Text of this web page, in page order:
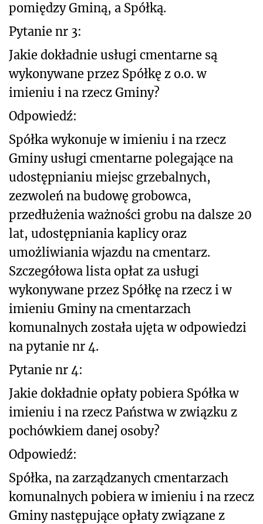
pomiędzy Gminą, a Spółką.
Pytanie nr 3:
Jakie dokładnie usługi cmentarne są
wykonywane przez Spółkę z o.o. w
imieniu i na rzecz Gminy?
Odpowiedź:
Spółka wykonuje w imieniu i na rzecz
Gminy usługi cmentarne polegające na
udostępnianiu miejsc grzebalnych,
zezwoleń na budowę grobowca,
przedłużenia ważności grobu na dalsze 20
lat, udostępniania kaplicy oraz
umożliwiania wjazdu na cmentarz.
Szczegółowa lista opłat za usługi
wykonywane przez Spółkę na rzecz i w
imieniu Gminy na cmentarzach
komunalnych została ujęta w odpowiedzi
na pytanie nr 4.
Pytanie nr 4:
Jakie dokładnie opłaty pobiera Spółka w
imieniu i na rzecz Państwa w związku z
pochówkiem danej osoby?
Odpowiedź:
Spółka, na zarządzanych cmentarzach
komunalnych pobiera w imieniu i na rzecz
Gminy następujące opłaty związane z